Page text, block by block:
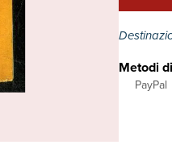
Metodi
PayPal